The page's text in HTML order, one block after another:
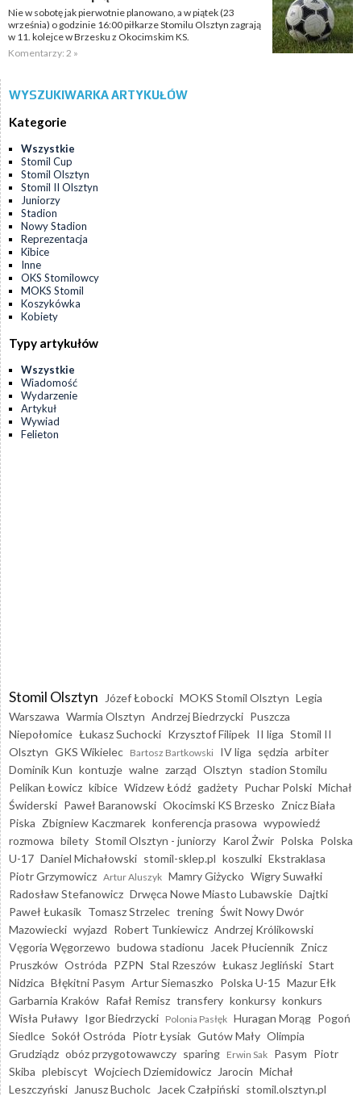
Nie w sobotę jak pierwotnie planowano, a w piątek (23
września) o godzinie 16:00 piłkarze Stomilu Olsztyn zagrają
w 11. kolejce w Brzesku z Okocimskim KS.
Komentarzy: 2 »
WYSZUKIWARKA ARTYKUŁÓW
Kategorie
Wszystkie
Stomil Cup
Stomil Olsztyn
Stomil II Olsztyn
Juniorzy
Stadion
Nowy Stadion
Reprezentacja
Kibice
Inne
OKS Stomilowcy
MOKS Stomil
Koszykówka
Kobiety
Typy artykułów
Wszystkie
Wiadomość
Wydarzenie
Artykuł
Wywiad
Felieton
Stomil Olsztyn Józef Łobocki MOKS Stomil Olsztyn Legia
Warszawa Warmia Olsztyn Andrzej Biedrzycki Puszcza
Niepołomice Łukasz Suchocki Krzysztof Filipek II liga Stomil II
Olsztyn GKS Wikielec Bartosz Bartkowski IV liga sędzia arbiter
Dominik Kun kontuzje walne zarząd Olsztyn stadion Stomilu
Pelikan Łowicz kibice Widzew Łódź gadżety Puchar Polski Michał
Świderski Paweł Baranowski Okocimski KS Brzesko Znicz Biała
Piska Zbigniew Kaczmarek konferencja prasowa wypowiedź
rozmowa bilety Stomil Olsztyn - juniorzy Karol Żwir Polska Polska
U-17 Daniel Michałowski stomil-sklep.pl koszulki Ekstraklasa
Piotr Grzymowicz Artur Aluszyk Mamry Giżycko Wigry Suwałki
Radosław Stefanowicz Drwęca Nowe Miasto Lubawskie Dajtki
Paweł Łukasik Tomasz Strzelec trening Świt Nowy Dwór
Mazowiecki wyjazd Robert Tunkiewicz Andrzej Królikowski
Vęgoria Węgorzewo budowa stadionu Jacek Płuciennik Znicz
Pruszków Ostróda PZPN Stal Rzeszów Łukasz Jegliński Start
Nidzica Błękitni Pasym Artur Siemaszko Polska U-15 Mazur Ełk
Garbarnia Kraków Rafał Remisz transfery konkursy konkurs
Wisła Puławy Igor Biedrzycki Polonia Pasłęk Huragan Morąg Pogoń
Siedlce Sokół Ostróda Piotr Łysiak Gutów Mały Olimpia
Grudziądz obóz przygotowawczy sparing Erwin Sak Pasym Piotr
Skiba plebiscyt Wojciech Dziemidowicz Jarocin Michał
Leszczyński
Janusz Bucholc Jacek Czałpiński stomil.olsztyn.pl